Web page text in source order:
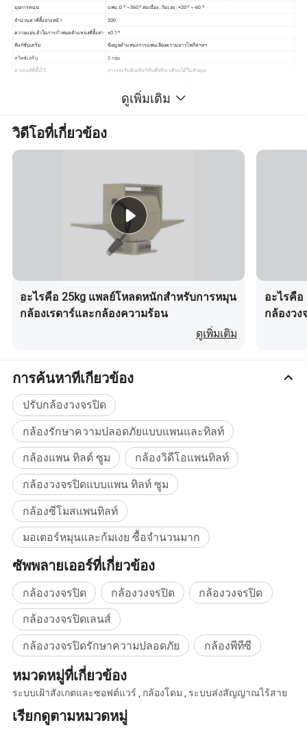
มุมการหมุน
แพน :0 º ~360 º ต่อเนื่อง , ก้มเงย : +20 º ~-60 º
จำนวนค่าที่ตั้งล่วงหน้า 200
ความแม่นยำในการกำหนดตำแหน่งที่ตั้งค่า
±0.1 º
ฟังก์ชันเสริม
ข้อมูลตำแหน่งการแพนเอียงความยาวโฟกัสฯลฯ
สวิตช์เสริม
2 กลุ่ม
ค่าเลนส์ที่ตั้งไว้
การรองรับด้วยฟังก์ชันที่ปรับเปลี่ยนได้ในตัวคุณ
8 แทร็ค ( แต่ละแทร็คมีค่าที่ตั้งล่วงหน้า 10 ค่า )
สามารถตั้งค่าได้ภายในขอบข่าย 1~60 ต่ำสุด
โปรโตคอ
≤70 วัตต์
อุณหภูมิ :-600~ 25 +65 cius, ความชื้น : 90±3 RH โดยไม่กลั่นตัวเป็นหยดน้ำ (-6~+40 cius)
40 ~ +70 cius
10 กก 15 กก
ติดตั้งด้านบน / ด้านข้าง
ทำงานด้วยเฟืองตัวหนอน
ดูเพิ่มเติม
วิดีโอที่เกี่ยวข้อง
อะไรคือ 25kg แพลย์โหลดหนักสำหรับการหมุน
กล้องเรดาร์และกล้องความร้อน
ดูเพิ่มเติม
อะไรคื
กล้องวง
การค้นหาที่เกี่ยวข้อง
ปรับกล้องวงจรปิด
กล้องรักษาความปลอดภัยแบบแพนและทิลท์
กล้องแพน ทิลต์ ซูม
กล้องวิดีโอแพนทิลท์
กล้องวงจรปิดแบบแพน ทิลท์ ซูม
กล้องซีโมสแพนทิลท์
มอเตอร์หมุนและก้มเงย ซื้อจำนวนมาก
ซัพพลายเออร์ที่เกี่ยวข้อง
กล้องวงจรปิด กล้องวงจรปิด
กล้องวงจรปิด
กล้องวงจรปิดเลนส์
กล้องวงจรปิดรักษาความปลอดภัย
กล้องพีทีซี
หมวดหมู่ที่เกี่ยวข้อง
ระบบเฝ้าสังเกตและซอฟต์แวร์ , กล้องโดม , ระบบส่งสัญญาณไร้สาย
เรียกดูตามหมวดหมู่